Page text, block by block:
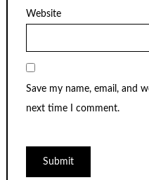
Website
Save my name, email, and
next time I comment.